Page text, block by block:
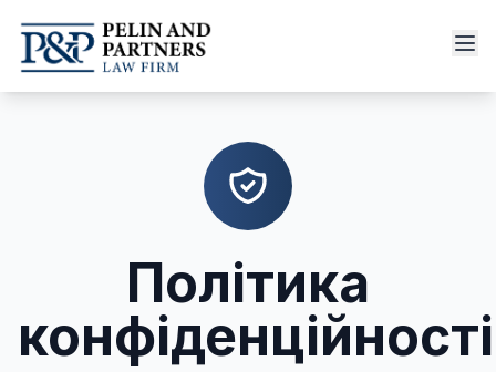
Політика
конфіденційності